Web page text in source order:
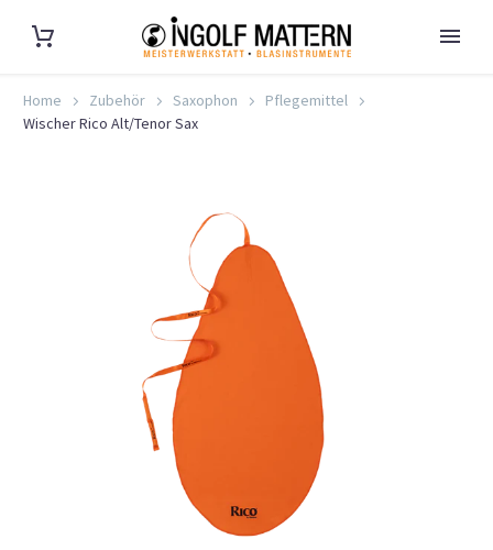
Home Zubehör Saxophon
Pflegemittel
Wischer Rico Alt/Tenor Sax